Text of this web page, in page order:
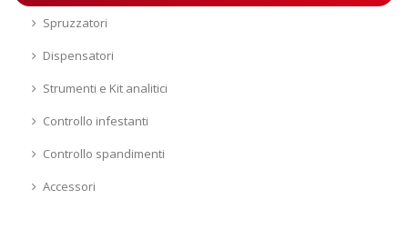
Spruzzatori
Dispensatori
Strumenti e Kit analitici
Controllo infestanti
Controllo spandimenti
Accessori